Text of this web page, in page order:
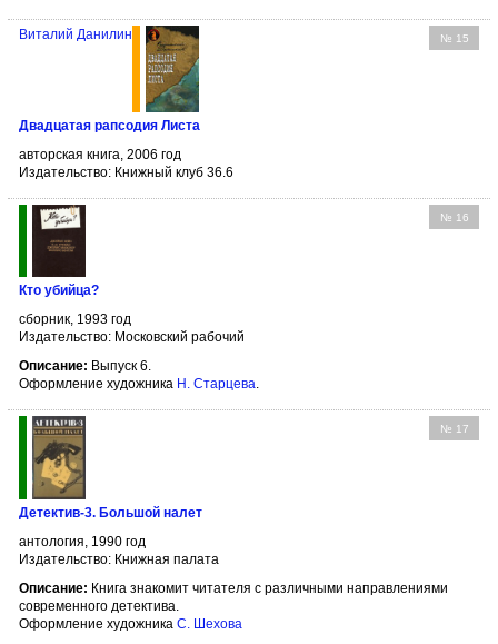
№ 15
Виталий Данилин
Двадцатая рапсодия Листа
авторская книга, 2006 год
Издательство: Книжный клуб 36.6
№ 16
Кто убийца?
сборник, 1993 год
Издательство: Московский рабочий
Описание: Выпуск 6.
Оформление художника Н. Старцева.
№ 17
Детектив-3. Большой налет
антология, 1990 год
Издательство: Книжная палата
Описание: Книга знакомит читателя с различными направлениями
современного детектива.
Оформление художника С. Шехова